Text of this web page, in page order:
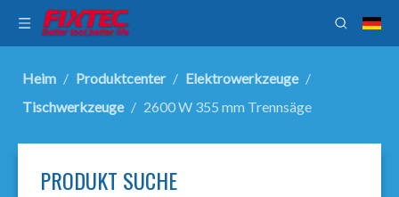
Heim / Produktcenter / Elektrowerkzeuge /
Tischwerkzeuge / 2600 W 355 mm Trennsäge
PRODUKT SUCHE